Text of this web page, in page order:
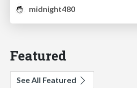
midnight480
Featured
See All Featured